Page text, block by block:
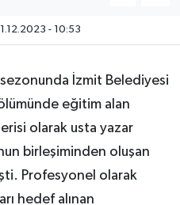
- 10:53
İzmit Belediyesi
eğitim alan
olarak usta yazar
birleşiminden oluşan
Profesyonel olarak
hedef alınan